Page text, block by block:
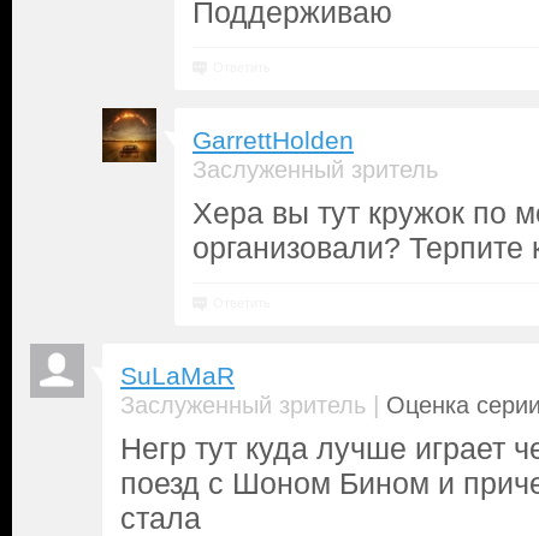
Поддерживаю
GarrettHolden
Заслуженный зритель
Хера вы тут кружок по
организовали? Терпите
SuLaMaR
Заслуженный зритель | Оценка
Негр тут куда лучше играет
поезд с Шоном Бином и
стала